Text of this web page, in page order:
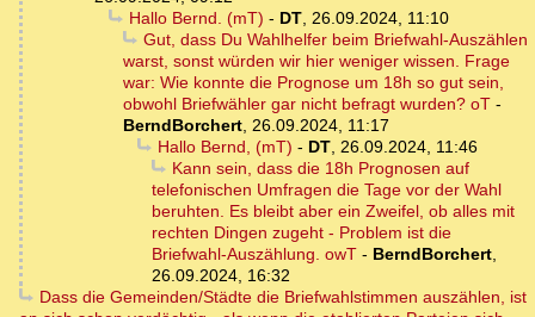
Hallo Bernd. (mT) - DT, 26.09.2024, 11:10
Gut, dass Du Wahlhelfer beim Briefwahl-Auszählen
warst, sonst würden wir hier weniger wissen. Frage
war: Wie konnte die Prognose um 18h so gut sein,
obwohl Briefwähler gar nicht befragt wurden? oT -
BerndBorchert, 26.09.2024, 11:17
Hallo Bernd, (mT) - DT, 26.09.2024, 11:46
Kann sein, dass die 18h Prognosen auf
telefonischen Umfragen die Tage vor der Wahl
beruhten. Es bleibt aber ein Zweifel, ob alles mit
rechten Dingen zugeht - Problem ist die
Briefwahl-Auszählung. owT - BerndBorchert,
26.09.2024, 16:32
Dass die Gemeinden/Städte die Briefwahlstimmen auszählen, ist